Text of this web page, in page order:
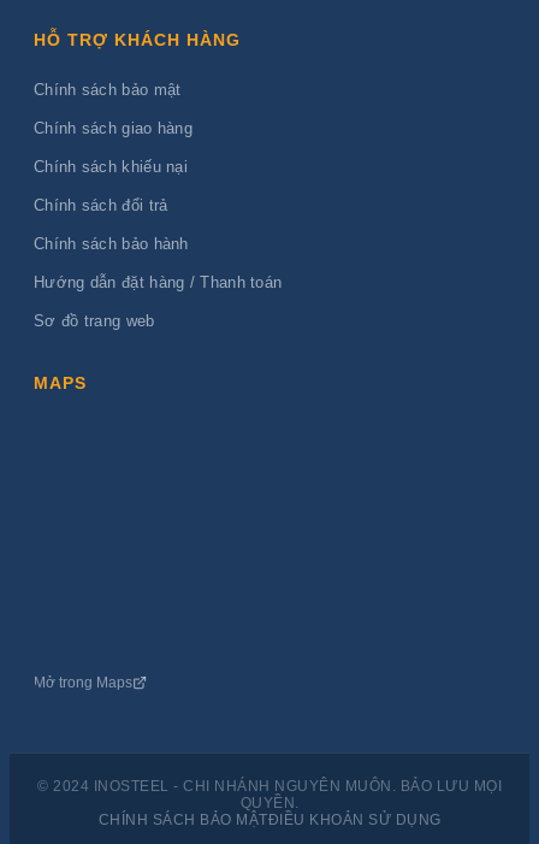
HỖ TRỢ KHÁCH HÀNG
Chính sách bảo mật
Chính sách giao hàng
Chính sách khiếu nại
Chính sách đổi trả
Chính sách bảo hành
Hướng dẫn đặt hàng / Thanh toán
Sơ đồ trang web
MAPS
Mở trong Maps
© 2024 INOSTEEL - CHI NHÁNH NGUYÊN MUÔN. BẢO LƯU MỌI
QUYỀN.
CHÍNH SÁCH BẢO MẬTĐIỀU KHOẢN SỬ DỤNG